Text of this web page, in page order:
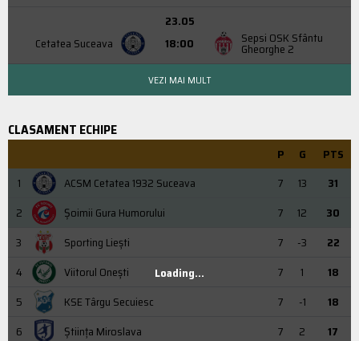
Cetatea Suceava
23.05
18:00
Sepsi OSK Sfântu
Gheorghe 2
VEZI MAI MULT
CLASAMENT ECHIPE
P G
PTS
1
ACSM Cetatea 1932 Suceava 7 13
31
2
Şoimii Gura Humorului 7 12
30
3
Sporting Liești 7 -3
22
4
Viitorul Onești 7 1
18
5
KSE Târgu Secuiesc 7 -1
18
6
Știința Miroslava 7 2
17
Loading...